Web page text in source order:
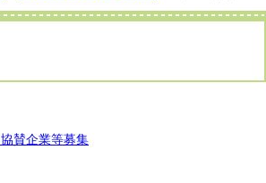
賛企業等募集